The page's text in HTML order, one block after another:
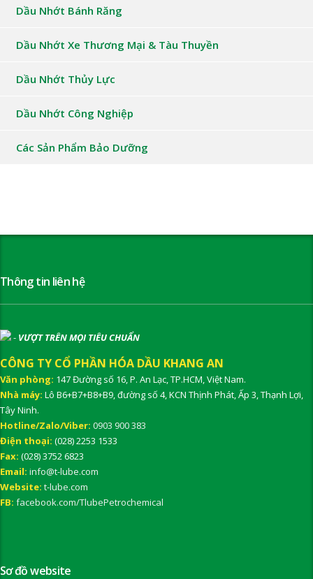
Dầu Nhớt Bánh Răng
Dầu Nhớt Xe Thương Mại & Tàu Thuyền
Dầu Nhớt Thủy Lực
Dầu Nhớt Công Nghiệp
Các Sản Phẩm Bảo Dưỡng
Thông tin liên hệ
- VƯỢT TRÊN MỌI TIÊU CHUẨN
CÔNG TY CỔ PHẦN HÓA DẦU KHANG AN
Văn phòng: 147 Đường số 16, P. An Lạc, TP.HCM, Việt Nam.
Nhà máy: Lô B6+B7+B8+B9, đường số 4, KCN Thịnh Phát, Ấp 3, Thạnh Lợi,
Tây Ninh.
Hotline/Zalo/Viber: 0903 900 383
Điện thoại: (028) 2253 1533
Fax: (028) 3752 6823
Email: info@t-lube.com
Website: t-lube.com
FB: facebook.com/TlubePetrochemical
Sơ đồ website